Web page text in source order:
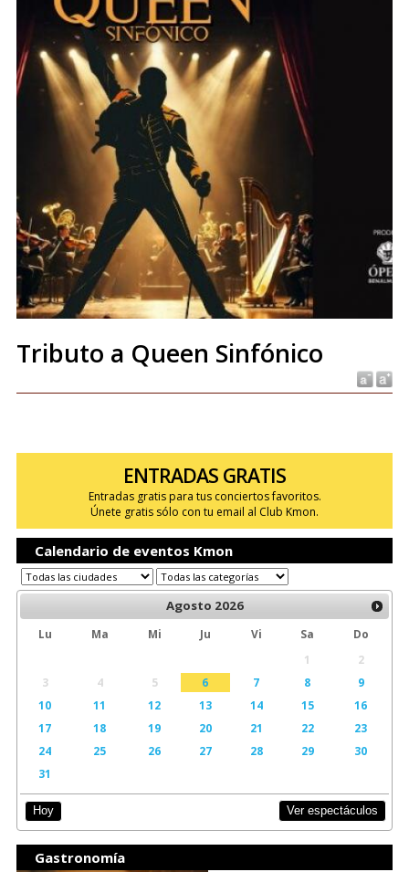
Tributo a Queen Sinfónico
ENTRADAS GRATIS
Entradas gratis para tus conciertos favoritos.
Únete gratis sólo con tu email al Club Kmon.
Calendario de eventos Kmon
Agosto 2026
Lu Ma Mi Ju Vi Sa
Do
1
2
3
4 5 6 7 8
9
10
11 12 13 14 15
16
17
18 19 20 21 22
23
24
25 26 27 28 29
30
31
Hoy Ver espectáculos
Gastronomía